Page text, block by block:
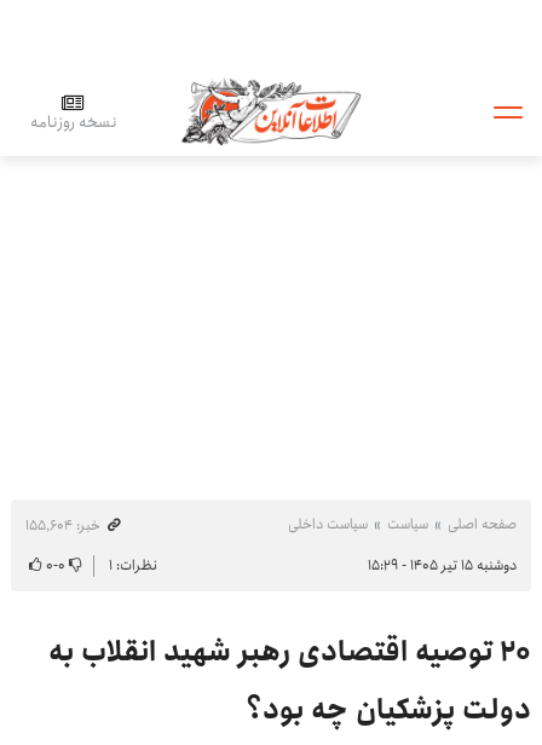
نسخه روزنامه
صفحه اصلی سیاست سیاست داخلی
خبر: ۱۵۵٬۶۰۴
دوشنبه ۱۵ تیر ۱۴۰۵ - ۱۵:۲۹
نظرات: ۱ ۰-۰
۲۰ توصیه اقتصادی رهبر شهید انقلاب به
دولت پزشکیان چه بود؟